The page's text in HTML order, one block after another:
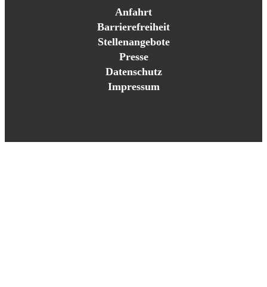
Anfahrt
Barrierefreiheit
Stellenangebote
Presse
Datenschutz
Impressum